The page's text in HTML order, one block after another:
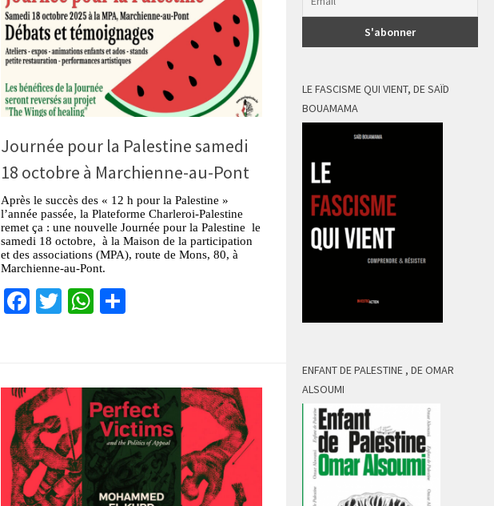
Journée pour la Palestine samedi
18 octobre à Marchienne-au-Pont
Après le succès des « 12 h pour la Palestine »
l’année passée, la Plateforme Charleroi-Palestine
remet ça : une nouvelle Journée pour la Palestine le
samedi 18 octobre, à la Maison de la participation
et des associations (MPA), route de Mons, 80, à
Marchienne-au-Pont.
Facebook
TwitterWhatsApp
LE FASCISME QUI VIENT, DE SAÏD
BOUAMAMA
ENFANT DE PALESTINE , DE OMAR
ALSOUMI